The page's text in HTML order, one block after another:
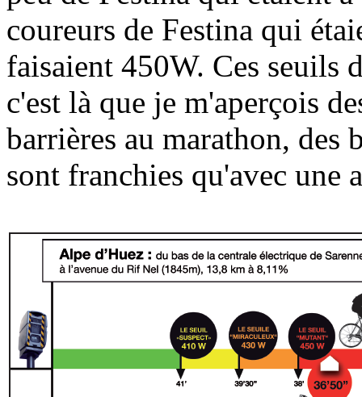
coureurs de Festina qui
faisaient 450W. Ces seuils
c'est là que je m'aperçois
barrières au marathon, des
sont franchies qu'avec une